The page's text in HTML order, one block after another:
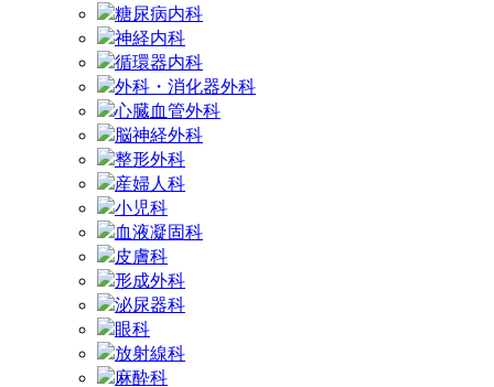
糖尿病内科
神経内科
循環器内科
外科・消化器外科
心臓血管外科
脳神経外科
整形外科
産婦人科
小児科
血液凝固科
皮膚科
形成外科
泌尿器科
眼科
放射線科
麻酔科